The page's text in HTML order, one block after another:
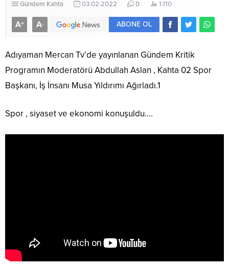
Gündem Kahta 03.02.2022 0 1.110
A+ A- ABONE OL
Adıyaman Mercan Tv’de yayınlanan Gündem Kritik
Programın Moderatörü Abdullah Aslan , Kahta 02 Spor
Başkanı, İş İnsanı Musa Yıldırımı Ağırladı.1
Spor , siyaset ve ekonomi konuşuldu….